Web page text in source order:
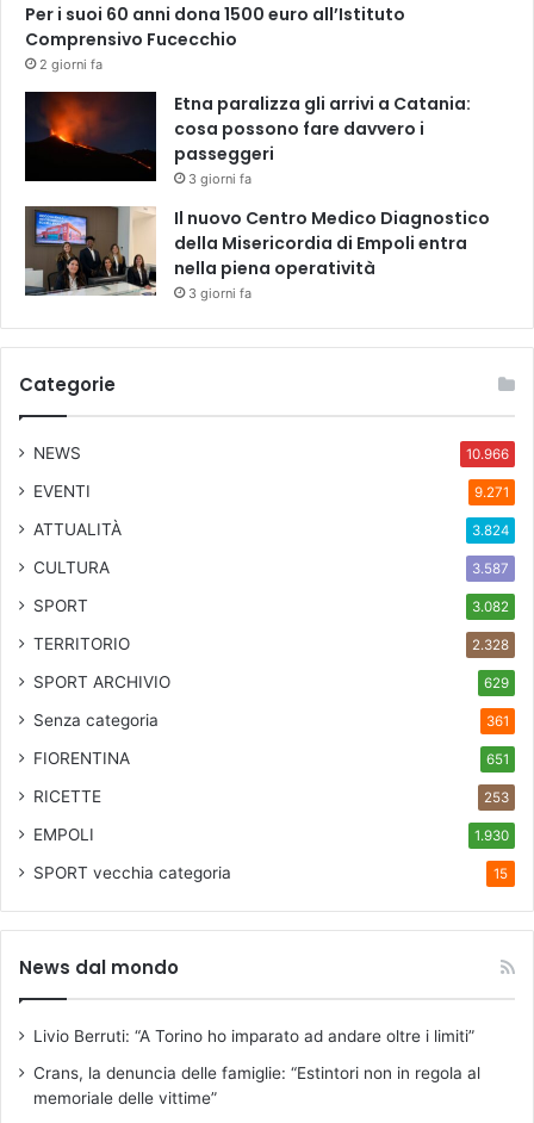
Per i suoi 60 anni dona 1500 euro all’Istituto
Comprensivo Fucecchio
2 giorni fa
Etna paralizza gli arrivi a Catania:
cosa possono fare davvero i
passeggeri
3 giorni fa
Il nuovo Centro Medico Diagnostico
della Misericordia di Empoli entra
nella piena operatività
3 giorni fa
Categorie
NEWS 10.966
EVENTI 9.271
ATTUALITÀ 3.824
CULTURA 3.587
SPORT 3.082
TERRITORIO 2.328
SPORT ARCHIVIO 629
Senza categoria 361
FIORENTINA 651
RICETTE 253
EMPOLI 1.930
SPORT vecchia categoria 15
News dal mondo
Livio Berruti: “A Torino ho imparato ad andare oltre i limiti”
Crans, la denuncia delle famiglie: “Estintori non in regola al
memoriale delle vittime”